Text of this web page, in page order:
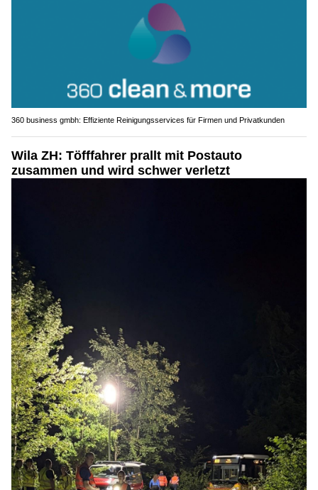
360 business gmbh: Effiziente Reinigungsservices für Firmen und Privatkunden
Wila ZH: Töfffahrer prallt mit Postauto
zusammen und wird schwer verletzt